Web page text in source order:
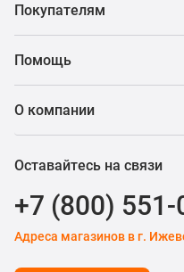
Покупателям
Помощь
О компании
Оставайтесь на связи
+7 (800) 551-
Адреса магазинов в г.